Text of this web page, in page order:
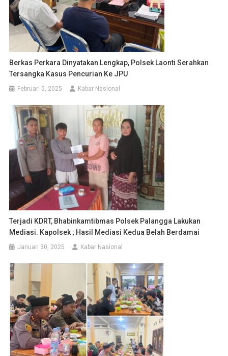
Berkas Perkara Dinyatakan Lengkap, Polsek Laonti Serahkan
Tersangka Kasus Pencurian Ke JPU
Februari 5, 2025 Kabar Nasional
Terjadi KDRT, Bhabinkamtibmas Polsek Palangga Lakukan
Mediasi. Kapolsek ; Hasil Mediasi Kedua Belah Berdamai
Januari 30, 2025 Kabar Nasional